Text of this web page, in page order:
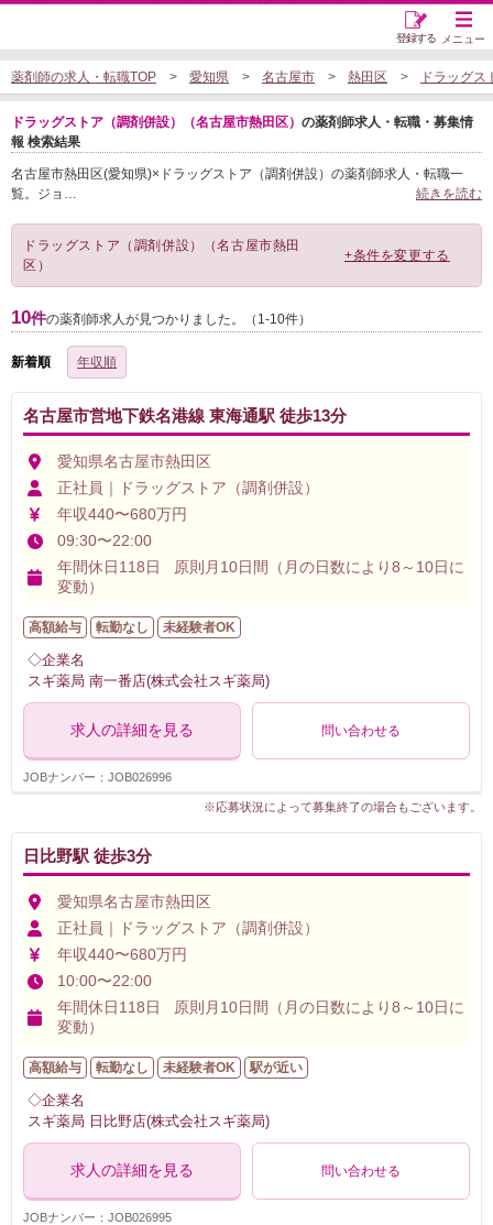
メニュー
登録する
薬剤師の求人・転職TOP 愛知県 名古屋市 熱田区 ドラッグス
ドラッグストア（調剤併設）（名古屋市熱田区） の薬剤師求人・転職・募集情
報 検索結果
名古屋市熱田区(愛知県)×ドラッグストア（調剤併設）の薬剤師求人・転職一
覧。ジョ … 続きを読む
ドラッグストア（調剤併設）（名古屋市熱田
区）
+条件を変更する
10件の薬剤師求人が見つかりました。（1-10件）
新着順 年収順
名古屋市営地下鉄名港線 東海通駅 徒歩13分
愛知県名古屋市熱田区
正社員｜ドラッグストア（調剤併設）
年収440〜680万円
09:30〜22:00
年間休日118日 原則月10日間（月の日数により8～10日に
変動）
高額給与 転勤なし 未経験者OK
◇企業名
スギ薬局 南一番店(株式会社スギ薬局)
求人の詳細を見る 問い合わせる
JOBナンバー：JOB026996
※応募状況によって募集終了の場合もございます。
日比野駅 徒歩3分
愛知県名古屋市熱田区
正社員｜ドラッグストア（調剤併設）
年収440〜680万円
10:00〜22:00
年間休日118日 原則月10日間（月の日数により8～10日に
変動）
高額給与 転勤なし 未経験者OK 駅が近い
◇企業名
スギ薬局 日比野店(株式会社スギ薬局)
求人の詳細を見る 問い合わせる
JOBナンバー：JOB026995